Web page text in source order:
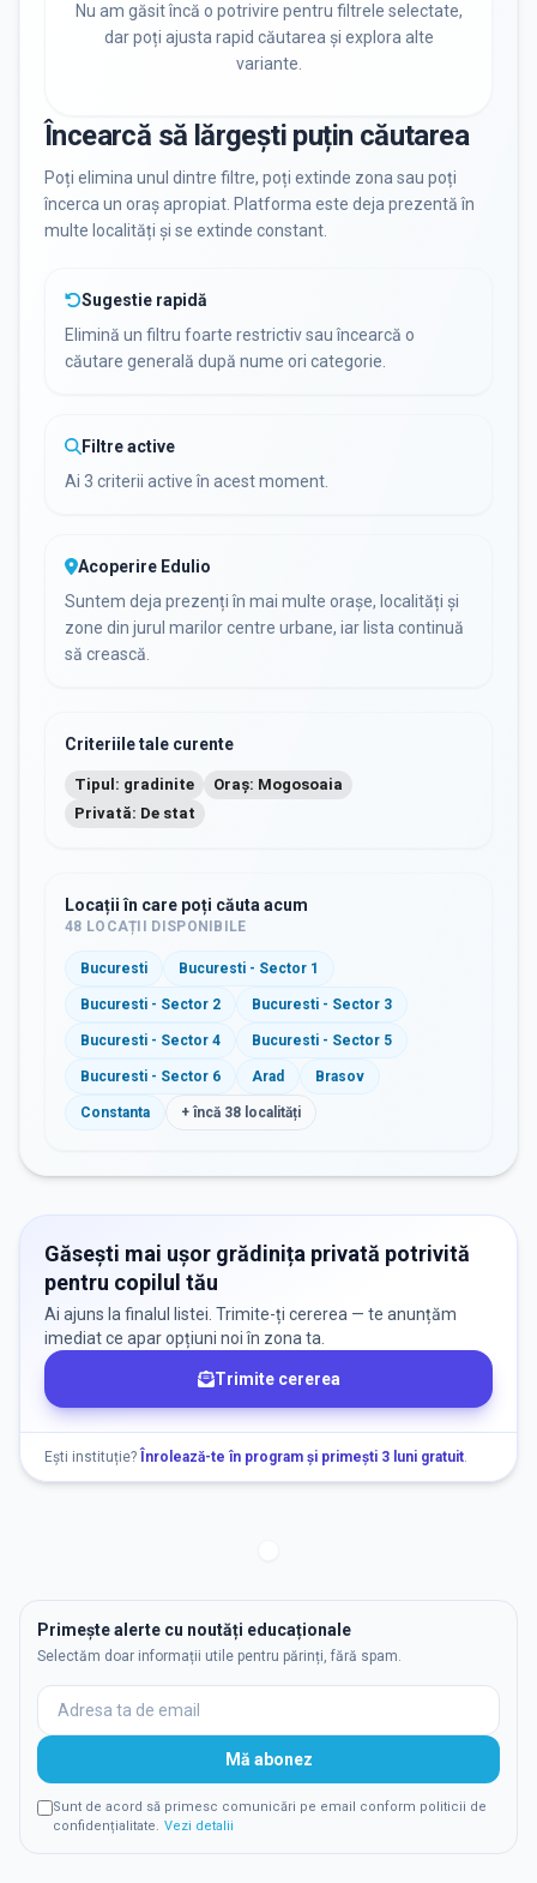
Resetează filtrele
Nu am găsit încă o potrivire pentru filtrele selectate,
dar poți ajusta rapid căutarea și explora alte
variante.
Încearcă să lărgești puțin căutarea
Poți elimina unul dintre filtre, poți extinde zona sau poți
încerca un oraș apropiat. Platforma este deja prezentă în
multe localități și se extinde constant.
Sugestie rapidă
Elimină un filtru foarte restrictiv sau încearcă o
căutare generală după nume ori categorie.
Filtre active
Ai 3 criterii active în acest moment.
Acoperire Edulio
Suntem deja prezenți în mai multe orașe, localități și
zone din jurul marilor centre urbane, iar lista continuă
să crească.
Criteriile tale curente
Tipul: gradinite
Oraș: Mogosoaia
Privată: De stat
Locații în care poți căuta acum
48 LOCAȚII DISPONIBILE
Bucuresti Bucuresti - Sector 1
Bucuresti - Sector 2 Bucuresti - Sector 3
Bucuresti - Sector 4 Bucuresti - Sector 5
Bucuresti - Sector 6 Arad Brasov
Constanta + încă 38 localități
Găsești mai ușor grădinița privată potrivită
pentru copilul tău
Ai ajuns la finalul listei. Trimite-ți cererea — te anunțăm
imediat ce apar opțiuni noi în zona ta.
Trimite cererea
Ești instituție? Înrolează-te în program și primești 3 luni gratuit.
Primește alerte cu noutăți educaționale
Selectăm doar informații utile pentru părinți, fără spam.
Mă abonez
Sunt de acord să primesc comunicări pe email conform politicii de
confidențialitate. Vezi detalii